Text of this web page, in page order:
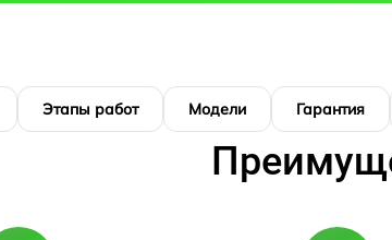
Этапы работ Модели Гарантия